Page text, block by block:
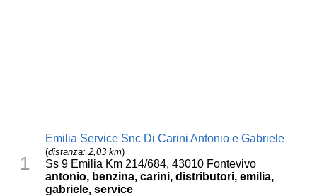
1
Emilia Service Snc Di Carini Antonio e Gabriele
(distanza: 2,03 km)
Ss 9 Emilia Km 214/684, 43010 Fontevivo
antonio, benzina, carini, distributori, emilia,
gabriele, service